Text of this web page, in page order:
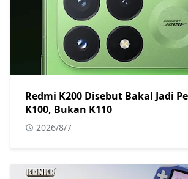
Redmi K200 Disebut Bakal Jadi
K100, Bukan K110
2026/8/7